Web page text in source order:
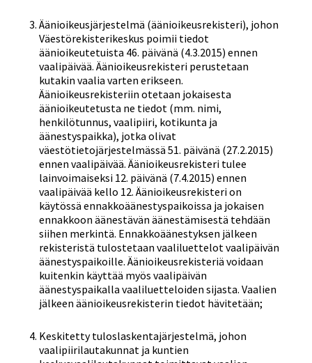
Äänioikeusjärjestelmä (äänioikeusrekisteri), johon
Väestörekisterikeskus poimii tiedot
äänioikeutetuista 46. päivänä (4.3.2015) ennen
vaalipäivää. Äänioikeusrekisteri perustetaan
kutakin vaalia varten erikseen.
Äänioikeusrekisteriin otetaan jokaisesta
äänioikeutetusta ne tiedot (mm. nimi,
henkilötunnus, vaalipiiri, kotikunta ja
äänestyspaikka), jotka olivat
väestötietojärjestelmässä 51. päivänä (27.2.2015)
ennen vaalipäivää. Äänioikeusrekisteri tulee
lainvoimaiseksi 12. päivänä (7.4.2015) ennen
vaalipäivää kello 12. Äänioikeusrekisteri on
käytössä ennakkoäänestyspaikoissa ja jokaisen
ennakkoon äänestävän äänestämisestä tehdään
siihen merkintä. Ennakkoäänestyksen jälkeen
rekisteristä tulostetaan vaaliluettelot vaalipäivän
äänestyspaikoille. Äänioikeusrekisteriä voidaan
kuitenkin käyttää myös vaalipäivän
äänestyspaikalla vaaliluetteloiden sijasta. Vaalien
jälkeen äänioikeusrekisterin tiedot hävitetään;
Keskitetty tuloslaskentajärjestelmä, johon
vaalipiirilautakunnat ja kuntien